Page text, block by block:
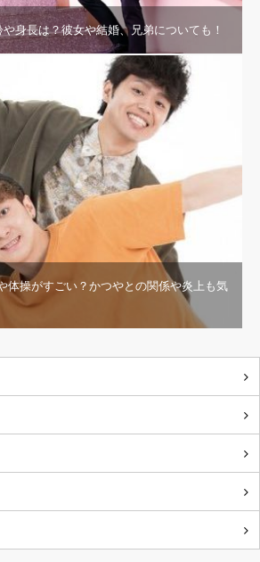
身長は？彼女や結婚、兄弟についても！
体操がすごい？かつやとの関係や炎上も気